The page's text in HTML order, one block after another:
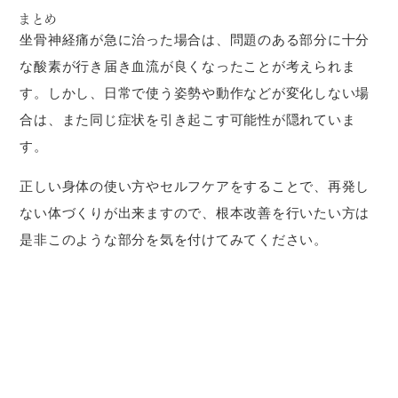
まとめ
坐骨神経痛が急に治った場合は、問題のある部分に十分
な酸素が行き届き血流が良くなったことが考えられま
す。しかし、日常で使う姿勢や動作などが変化しない場
合は、また同じ症状を引き起こす可能性が隠れていま
す。
正しい身体の使い方やセルフケアをすることで、再発し
ない体づくりが出来ますので、根本改善を行いたい方は
是非このような部分を気を付けてみてください。